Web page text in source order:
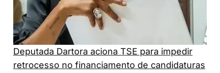
Deputada Dartora aciona TSE para impedir
retrocesso no financiamento de candidaturas